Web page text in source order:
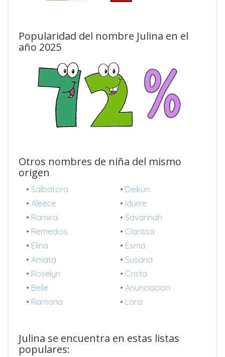
Popularidad del nombre Julina en el
año 2025
Otros nombres de niña del mismo
origen
• Salbatora • Deikun
• Aleece • Idurre
• Ramira • Savannah
• Remedios • Clarissa
• Elina • Esma
• Amata • Susana
• Roselyn • Crista
• Belle • Anunciacion
• Ramona • Lara
Julina se encuentra en estas listas
populares: